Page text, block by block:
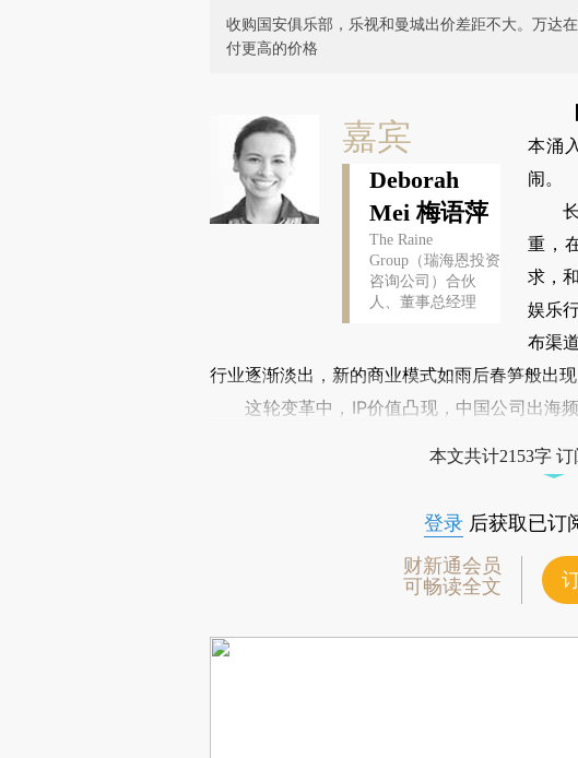
收购国安俱乐部，乐视和曼城出价差距不大。万达
付更高的价格
嘉宾
Deborah
Mei 梅语萍
The Raine
Group（瑞海恩投资
咨询公司）合伙
人、董事总经理
请务
基于
可能
和立
验。
本涌
闹。
长
重，
求，
娱乐
布渠
行业逐渐淡出，新的商业模式如雨后春笋般出现
这轮变革中，IP价值凸现，中国公司出海
本文共计2153字
登录后获取已订
财新通会员
可畅读全文